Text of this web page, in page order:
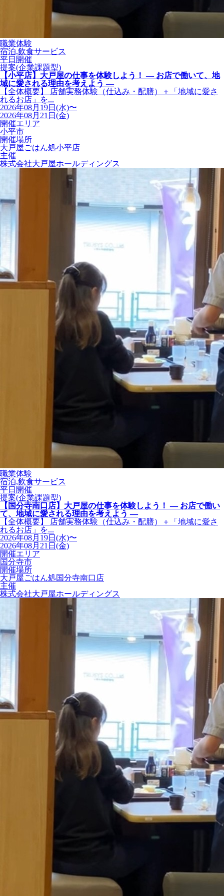
職業体験
宿泊,飲食サービス
平日開催
提案(企業課題型)
【小平店】大戸屋の仕事を体験しよう！ ― お店で働いて、地
域に愛される理由を考えよう ―
【全体概要】 店舗実務体験（仕込み・配膳）＋「地域に愛さ
れるお店」を...
2026年08月19日(水)〜
2026年08月21日(金)
開催エリア
小平市
開催場所
大戸屋ごはん処小平店
主催
株式会社大戸屋ホールディングス
職業体験
宿泊,飲食サービス
平日開催
提案(企業課題型)
【国分寺南口店】大戸屋の仕事を体験しよう！ ― お店で働い
て、地域に愛される理由を考えよう ―
【全体概要】 店舗実務体験（仕込み・配膳）＋「地域に愛さ
れるお店」を...
2026年08月19日(水)〜
2026年08月21日(金)
開催エリア
国分寺市
開催場所
大戸屋ごはん処国分寺南口店
主催
株式会社大戸屋ホールディングス